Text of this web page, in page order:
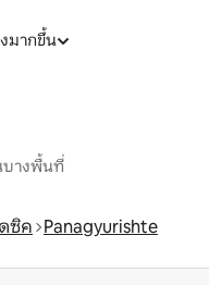
มากขึ้น
บางพื้นที่
ซิค Panagyurishte